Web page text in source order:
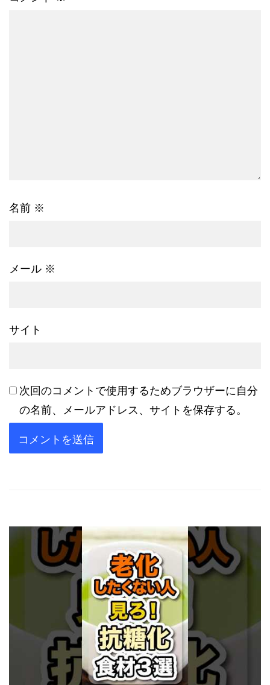
名前 ※
メール ※
サイト
次回のコメントで使用するためブラウザーに自分
の名前、メールアドレス、サイトを保存する。